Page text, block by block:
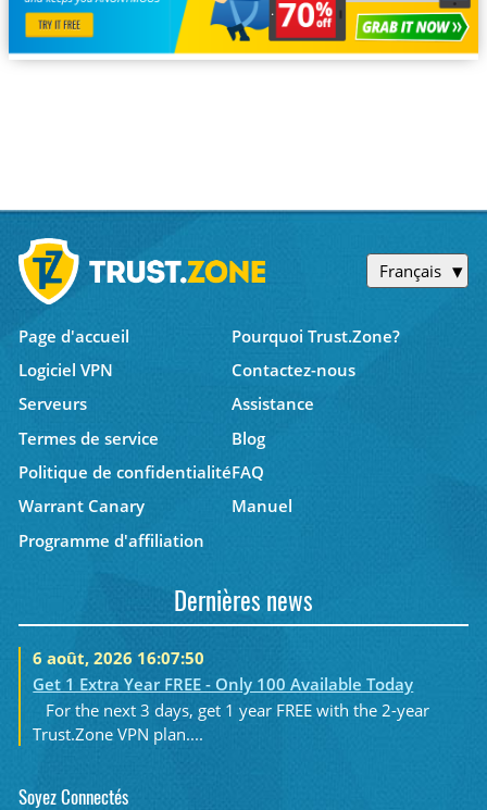
Français
Page d'accueil
Pourquoi Trust.Zone?
Logiciel VPN
Contactez-nous
Serveurs
Assistance
Termes de service
Blog
Politique de confidentialitéFAQ
Warrant Canary
Manuel
Programme d'affiliation
Dernières news
6 août, 2026 16:07:50
Get 1 Extra Year FREE - Only 100 Available Today
For the next 3 days, get 1 year FREE with the 2-year
Trust.Zone VPN plan....
Soyez Connectés